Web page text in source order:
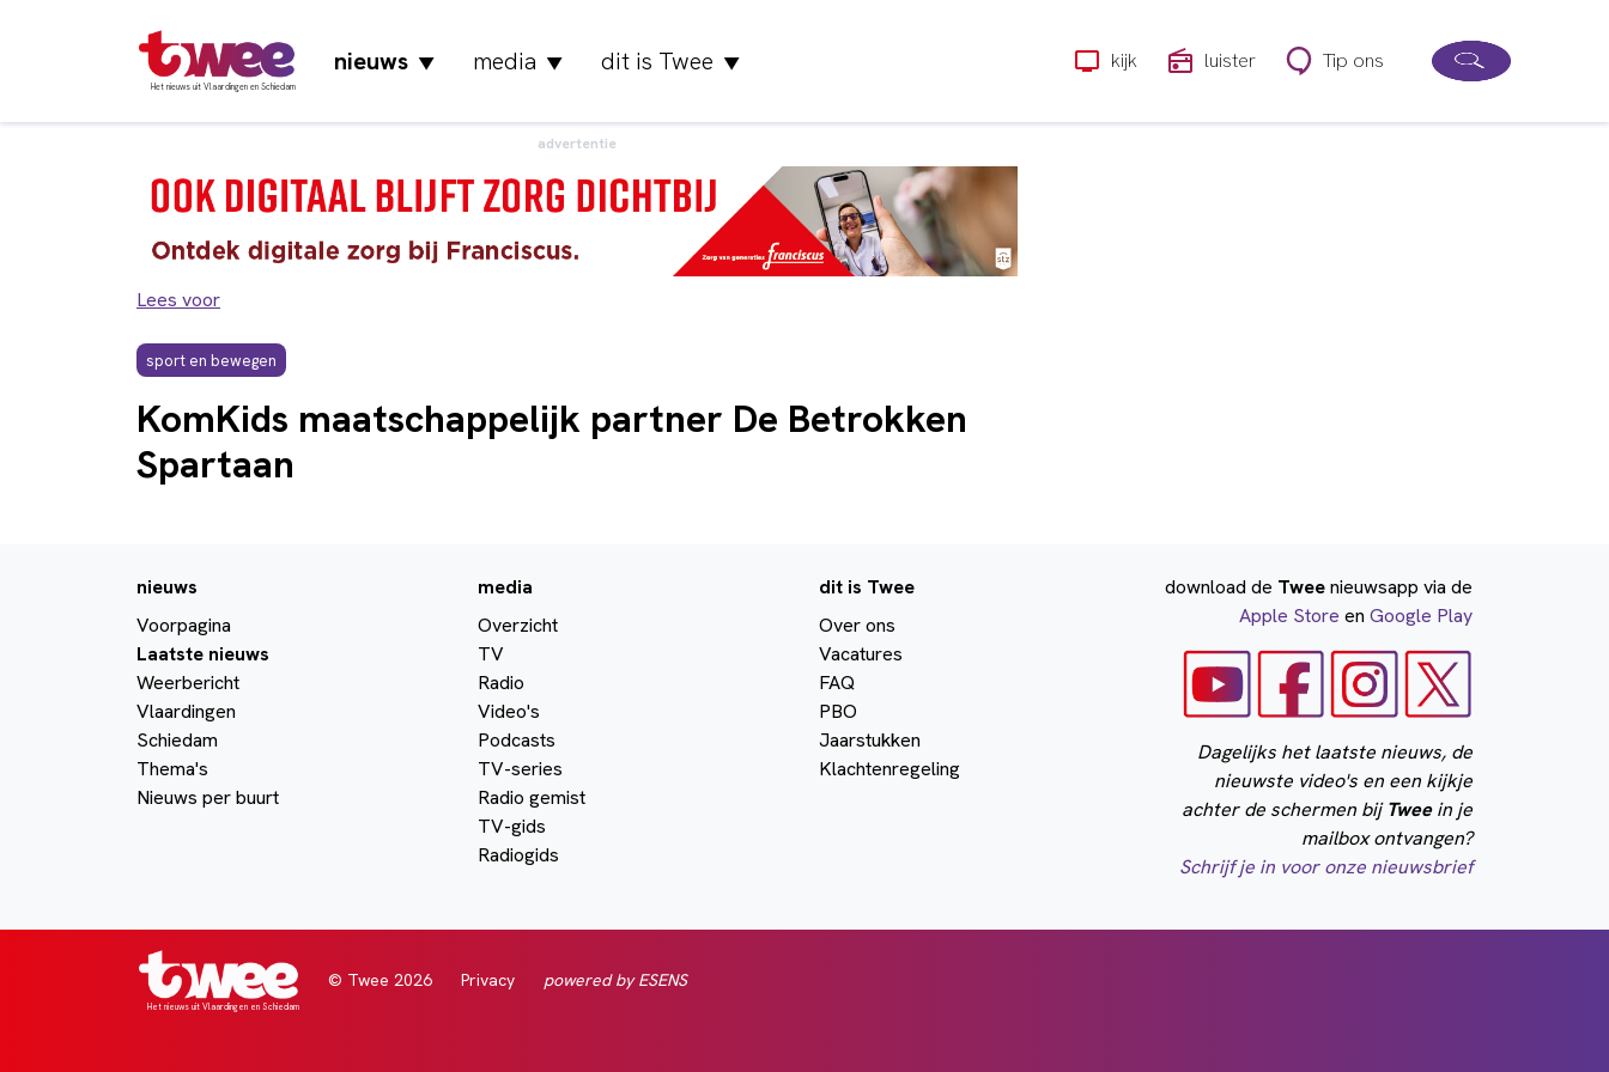
Het nieuws uit Vlaardingen en Schiedam
nieuws▼ media ▼ dit is Twee ▼ kijk luister Tip ons
advertentie
Lees voor
sport en bewegen
KomKids maatschappelijk partner De Betrokken
Spartaan
nieuws
Voorpagina
Laatste nieuws
Weerbericht
Vlaardingen
Schiedam
Thema's
Nieuws per buurt
media
Overzicht
TV
Radio
Video's
Podcasts
TV-series
Radio gemist
TV-gids
Radiogids
dit is Twee
Over ons
Vacatures
FAQ
PBO
Jaarstukken
Klachtenregeling
download de Tweenieuwsapp via de
Apple Store en Google Play
Dagelijks het laatste nieuws, de
nieuwste video's en een kijkje
achter de schermen bijTweein je
mailbox ontvangen?
Schrijf je in voor onze nieuwsbrief
Het nieuws uit Vlaardingen en Schiedam
© Twee 2026 Privacy powered by ESENS